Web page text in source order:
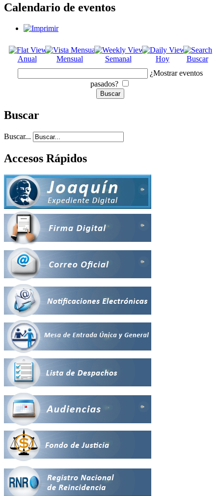
Calendario de eventos
Anual Mensual Semanal Hoy
Buscar
¿Mostrar eventos
pasados?
Buscar
Buscar...
Accesos Rápidos